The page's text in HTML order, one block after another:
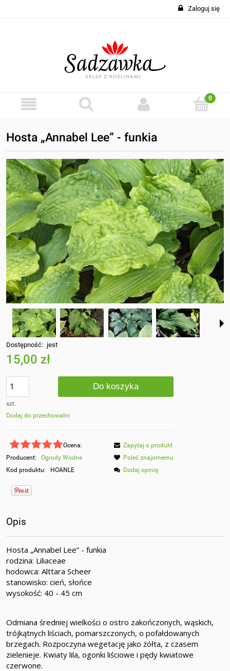
Zaloguj się
Hosta „Annabel Lee” - funkia
Dostępność: jest
15,00 zł
szt.
Do koszyka
Dodaj do przechowalni
Ocena:
Producent:
Ogrody Wodne
Kod produktu:
HOANLE
Zapytaj o produkt
Poleć znajomemu
Dodaj opinię
Opis
Hosta „Annabel Lee” - funkia
rodzina: Liliaceae
hodowca: Alttara Scheer
stanowisko: cień, słońce
wysokość: 40 - 45 cm
Odmiana średniej wielkości o ostro zakończonych, wąskich,
trójkątnych liściach, pomarszczonych, o pofałdowanych
brzegach. Rozpoczyna wegetację jako żółta, z czasem
zielenieje. Kwiaty lila, ogonki liściowe i pędy kwiatowe
czerwone.